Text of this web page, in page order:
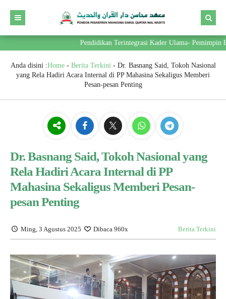
Pendidikan Terintegrasi Kader Ulama- Pemimpin
Anda disini :Home- Berita Terkini- Dr. Basnang Said, Tokoh Nasional
yang Rela Hadiri Acara Internal di PP Mahasina Sekaligus Memberi
Pesan-pesan Penting
Dr. Basnang Said, Tokoh Nasional yang
Rela Hadiri Acara Internal di PP
Mahasina Sekaligus Memberi Pesan-
pesan Penting
Ming, 3 Agustus 2025 Dibaca 960x Berita Terkini